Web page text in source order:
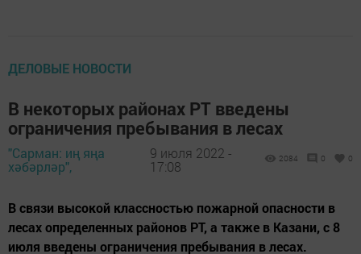
ДЕЛОВЫЕ НОВОСТИ
В некоторых районах РТ введены
ограничения пребывания в лесах
"Сарман: иң яңа
хәбәрләр",
9 июля 2022 -
17:08
2084 0 0
В связи высокой классностью пожарной опасности в
лесах определенных районов РТ, а также в Казани, с 8
июля введены ограничения пребывания в лесах.